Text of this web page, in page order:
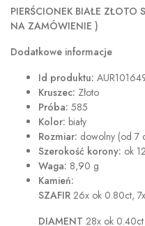
PIERŚCIONEK BIAŁE ZŁOTO
NA ZAMÓWIENIE )
Dodatkowe informacje
Id produktu:
Kruszec: Złoto
Próba: 585
Kolor: biały
Rozmiar: dowolny (od 7
Szerokość korony: ok
Waga: 8,90 g
Kamień:
SZAFIR 26x ok 0.80ct,
DIAMENT 28x ok 0.40ct